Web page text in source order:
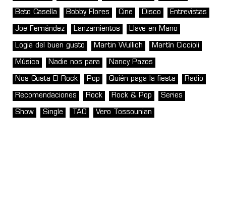
Beto Casella Bobby Flores Cine Disco Entrevistas
Joe Fernández Lanzamientos Llave en Mano
Logia del buen gusto Martin Wullich Martín Ciccioli
Música Nadie nos para Nancy Pazos
Nos Gusta El Rock Pop Quién paga la fiesta Radio
Recomendaciones Rock Rock & Pop Series
Show Single TAO Vero Tossounian